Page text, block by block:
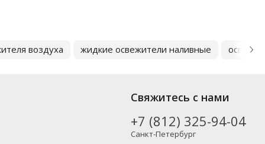
воздуха жидкие освежители наливные
Свяжитесь с нами
+7 (812) 325-94-04
Санкт-Петербург